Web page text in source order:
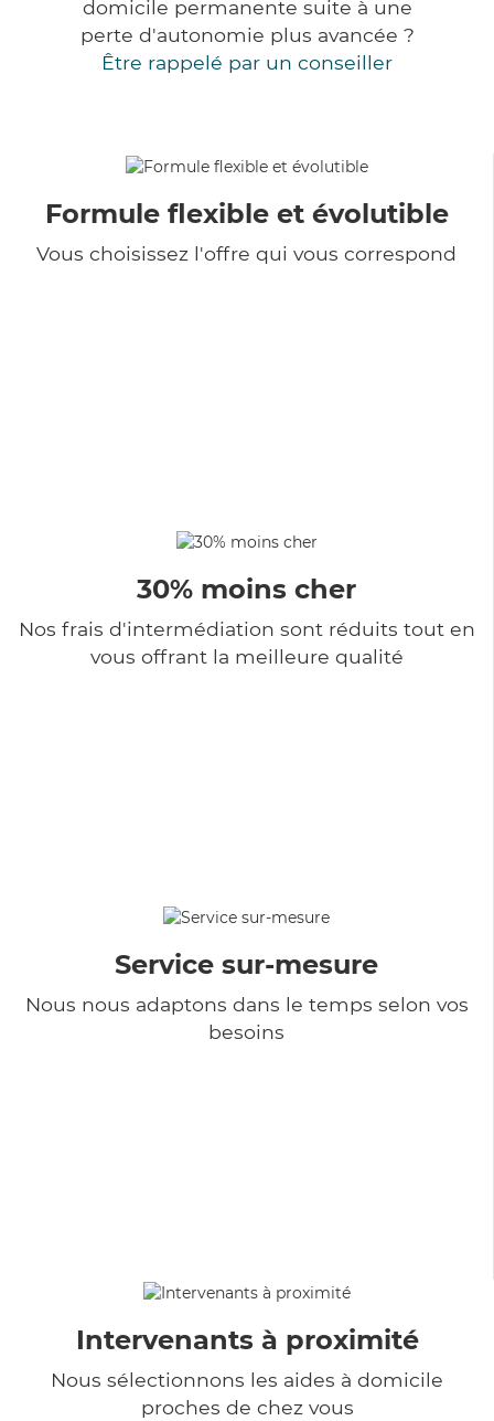
domicile permanente suite à une
perte d'autonomie plus avancée ?
Être rappelé par un conseiller
Formule flexible et évolutible
Vous choisissez l'offre qui vous correspond
30% moins cher
Nos frais d'intermédiation sont réduits tout en
vous offrant la meilleure qualité
Service sur-mesure
Nous nous adaptons dans le temps selon vos
besoins
Intervenants à proximité
Nous sélectionnons les aides à domicile
proches de chez vous